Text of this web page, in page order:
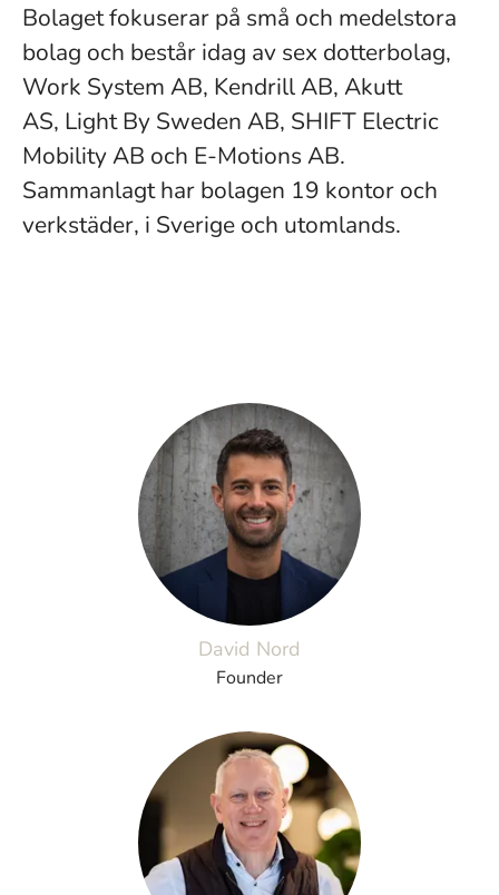
Bolaget fokuserar på små och medelstora
bolag och består idag av sex dotterbolag,
Work System AB, Kendrill AB, Akutt
AS, Light By Sweden AB, SHIFT Electric
Mobility AB och E-Motions AB.
Sammanlagt har bolagen 19 kontor och
verkstäder, i Sverige och utomlands.
David Nord
Founder